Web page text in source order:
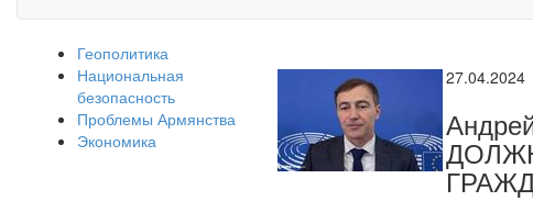
Геополитика
Национальная
безопасность
Проблемы Армянства
Экономика
27.04.2024